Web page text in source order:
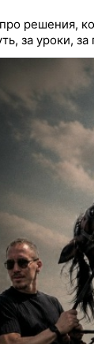
решения,
за уроки, за